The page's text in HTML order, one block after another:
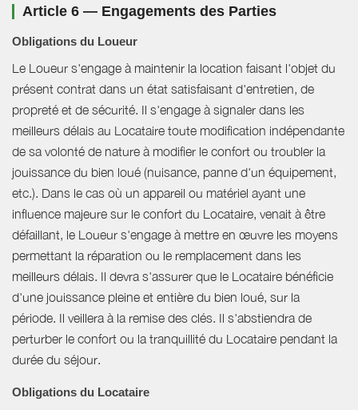
Article 6 — Engagements des Parties
Obligations du Loueur
Le Loueur s'engage à maintenir la location faisant l'objet du
présent contrat dans un état satisfaisant d'entretien, de
propreté et de sécurité. Il s'engage à signaler dans les
meilleurs délais au Locataire toute modification indépendante
de sa volonté de nature à modifier le confort ou troubler la
jouissance du bien loué (nuisance, panne d'un équipement,
etc.). Dans le cas où un appareil ou matériel ayant une
influence majeure sur le confort du Locataire, venait à être
défaillant, le Loueur s'engage à mettre en œuvre les moyens
permettant la réparation ou le remplacement dans les
meilleurs délais. Il devra s'assurer que le Locataire bénéficie
d'une jouissance pleine et entière du bien loué, sur la
période. Il veillera à la remise des clés. Il s'abstiendra de
perturber le confort ou la tranquillité du Locataire pendant la
durée du séjour.
Obligations du Locataire